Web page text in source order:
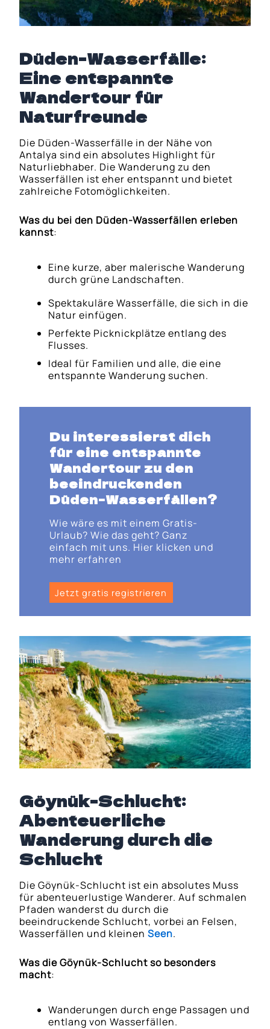
Düden-Wasserfälle:
Eine entspannte
Wandertour für
Naturfreunde
Die Düden-Wasserfälle in der Nähe von
Antalya sind ein absolutes Highlight für
Naturliebhaber. Die Wanderung zu den
Wasserfällen ist eher entspannt und bietet
zahlreiche Fotomöglichkeiten.
Was du bei den Düden-Wasserfällen erleben
kannst:
Eine kurze, aber malerische Wanderung
durch grüne Landschaften.
Spektakuläre Wasserfälle, die sich in die
Natur einfügen.
Perfekte Picknickplätze entlang des
Flusses.
Ideal für Familien und alle, die eine
entspannte Wanderung suchen.
Du interessierst dich
für eine entspannte
Wandertour zu den
beeindruckenden
Düden-Wasserfällen?
Wie wäre es mit einem Gratis-
Urlaub? Wie das geht? Ganz
einfach mit uns. Hier klicken und
mehr erfahren
Jetzt gratis registrieren
Göynük-Schlucht:
Abenteuerliche
Wanderung durch die
Schlucht
Die Göynük-Schlucht ist ein absolutes Muss
für abenteuerlustige Wanderer. Auf schmalen
Pfaden wanderst du durch die
beeindruckende Schlucht, vorbei an Felsen,
Wasserfällen und kleinenSeen.
Was die Göynük-Schlucht so besonders
macht:
Wanderungen durch enge Passagen und
entlang von Wasserfällen.